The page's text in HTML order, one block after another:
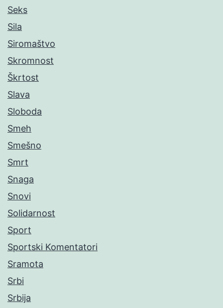
Seks
Sila
Siromaštvo
Skromnost
Škrtost
Slava
Sloboda
Smeh
Smešno
Smrt
Snaga
Snovi
Solidarnost
Sport
Sportski Komentatori
Sramota
Srbi
Srbija